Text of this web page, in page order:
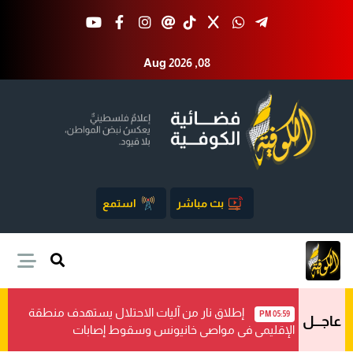
Aug 2026 ,08
بث مباشر استمع
عاجـــل 05:59 PM
إطلاق نار من آليات الاحتلال يستهدف منطقة
الإقليمي في مواصي خانيونس وسقوط إصابات